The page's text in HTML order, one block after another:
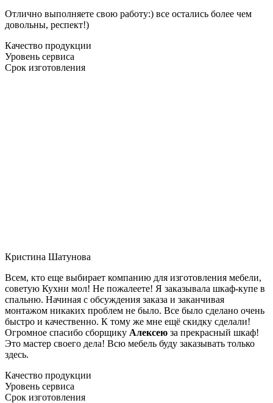
Отлично выполняете свою работу:) все остались более чем
довольны, респект!)
Качество продукции
Уровень сервиса
Срок изготовления
Кристина Шатунова
Всем, кто еще выбирает компанию для изготовления мебели,
советую Кухни мол! Не пожалеете! Я заказывала шкаф-купе в
спальню. Начиная с обсуждения заказа и заканчивая
монтажом никаких проблем не было. Все было сделано очень
быстро и качественно. К тому же мне ещё скидку сделали!
Огромное спасибо сборщику Алексею за прекрасный шкаф!
Это мастер своего дела! Всю мебель буду заказывать только
здесь.
Качество продукции
Уровень сервиса
Срок изготовления